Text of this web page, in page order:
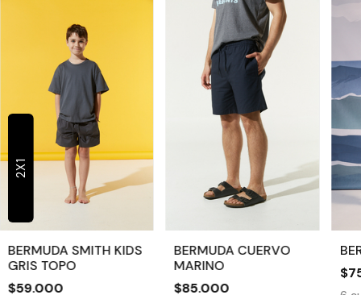
2X1
BERMUDA SMITH KIDS
GRIS TOPO
$59.000
BERMUDA CUERVO
MARINO
$85.000